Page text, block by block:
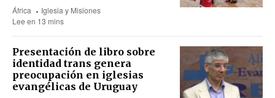
África
Iglesia y Misiones
Lee en 13 mins
Presentación de libro sobre
identidad trans genera
preocupación en iglesias
evangélicas de Uruguay